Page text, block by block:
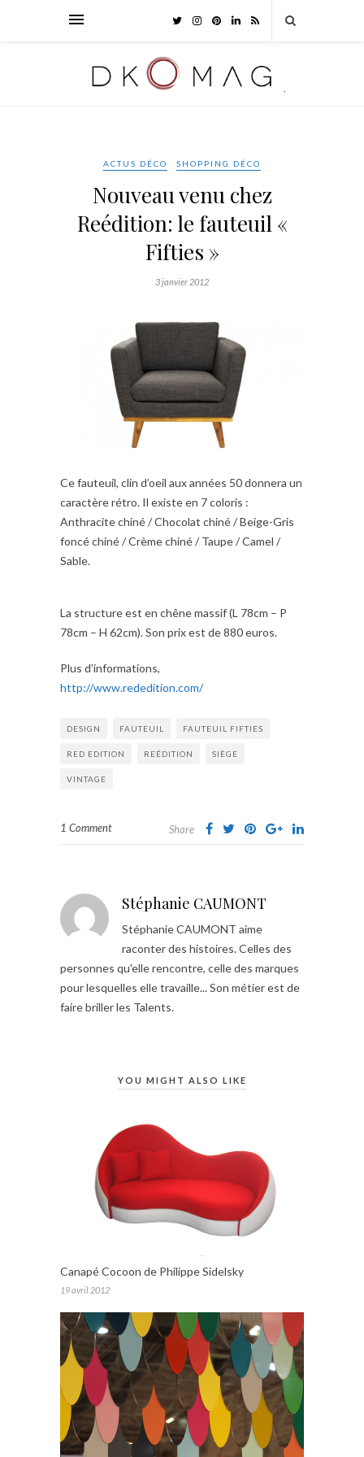
ACTUS DÉCO SHOPPING DÉCO
Nouveau venu chez
Reédition: le fauteuil «
Fifties »
3 janvier 2012
Ce fauteuil, clin d’oeil aux années 50 donnera un
caractère rétro. Il existe en 7 coloris :
Anthracite chiné / Chocolat chiné / Beige-Gris
foncé chiné / Crème chiné / Taupe / Camel /
Sable.
La structure est en chêne massif (L 78cm – P
78cm – H 62cm). Son prix est de 880 euros.
Plus d’informations,
http://www.rededition.com/
DESIGN FAUTEUIL FAUTEUIL FIFTIES
RED EDITION REÉDITION SIÈGE
VINTAGE
1 Comment Share
Stéphanie CAUMONT
Stéphanie CAUMONT aime
raconter des histoires. Celles des
personnes qu'elle rencontre, celle des marques
pour lesquelles elle travaille... Son métier est de
faire briller les Talents.
YOU MIGHT ALSO LIKE
Canapé Cocoon de Philippe Sidelsky
19 avril 2012